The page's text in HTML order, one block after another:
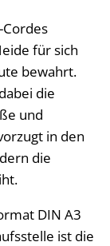
für sich
bewahrt.
die
und
in den
die
DIN A3
ist die